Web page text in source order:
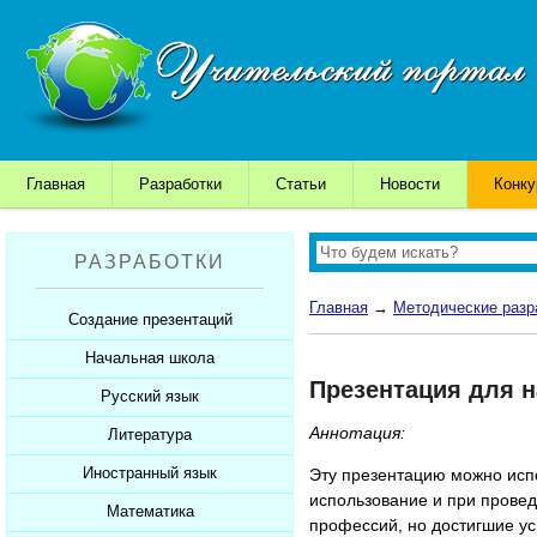
Главная Разработки Статьи Новости
РАЗРАБОТКИ
Создание презентаций
Шаблоны для презентаций
Советы начинающим
Советы дедушки
К презентации...
Начальная школа
Уроки
Презентации
Мультимедийные тесты
Печатные тесты
Русский язык
Уроки
Презентации
Мультимедийные тесты
Литература
Уроки
Презентации
Иностранный язык
Уроки
Математика
Главная → Методические
Презентация для
Аннотация:
Эту презентацию можно
использование и при
профессий, но достигшие